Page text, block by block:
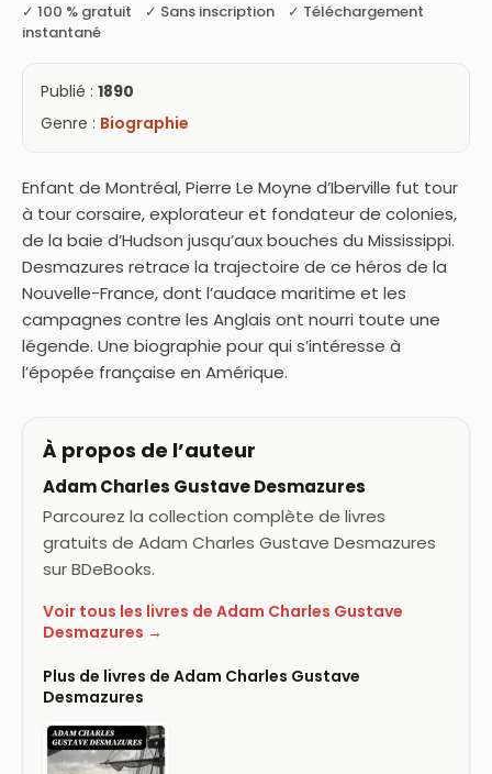
✓ 100 % gratuit ✓ Sans inscription ✓ Téléchargement
instantané
Publié : 1890
Genre : Biographie
Enfant de Montréal, Pierre Le Moyne d’Iberville fut tour
à tour corsaire, explorateur et fondateur de colonies,
de la baie d’Hudson jusqu’aux bouches du Mississippi.
Desmazures retrace la trajectoire de ce héros de la
Nouvelle-France, dont l’audace maritime et les
campagnes contre les Anglais ont nourri toute une
légende. Une biographie pour qui s’intéresse à
l’épopée française en Amérique.
À propos de l’auteur
Adam Charles Gustave Desmazures
Parcourez la collection complète de livres
gratuits de Adam Charles Gustave Desmazures
sur BDeBooks.
Voir tous les livres de Adam Charles Gustave
Desmazures →
Plus de livres de Adam Charles Gustave
Desmazures